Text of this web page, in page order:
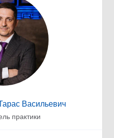
Васильевич
практики